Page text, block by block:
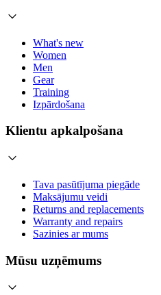
What's new
Women
Men
Gear
Training
Izpārdošana
Klientu apkalpošana
Tava pasūtījuma piegāde
Maksājumu veidi
Returns and replacements
Warranty and repairs
Sazinies ar mums
Mūsu uzņēmums